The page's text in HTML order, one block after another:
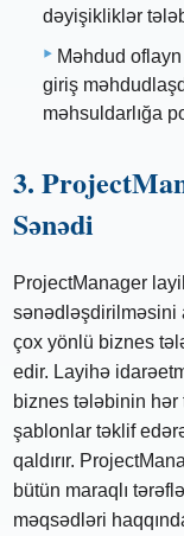
dəyişikliklər
Məhdud
giriş
məhsuldarlığa
3.
Sənədi
ProjectManager
sənədləşdirilməsini
çox yönlü biznes
edir. Layihə
biznes tələbinin hər
şablonlar təklif
qaldırır.
bütün maraqlı
məqsədləri